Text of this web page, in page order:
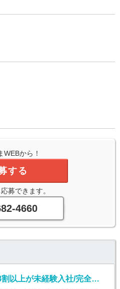
WEBから！
する
募できます。
4660
オフィス事務(CAD事務/8割以上が未経験入社/完全週休2日)